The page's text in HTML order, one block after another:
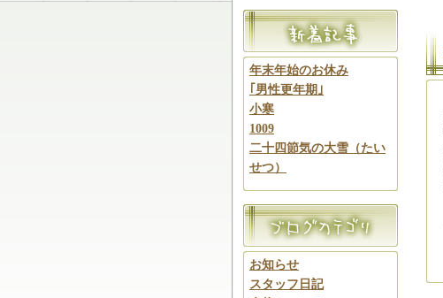
年末年始のお休み
｢男性更年期｣
小寒
1009
二十四節気の大雪（たい
せつ）
お知らせ
スタッフ日記